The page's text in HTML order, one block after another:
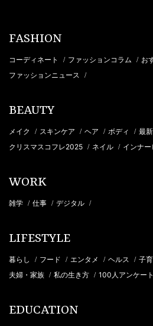
FASHION
コーディネート / ファッションコラム / お
ファッションニュース /
BEAUTY
メイク / スキンケア / ヘア / ボディ / 最
クリスマスコフレ2025 / ネイル / インナー
WORK
雑学 / 仕事 / デジタル /
LIFESTYLE
暮らし / フード / エンタメ / ヘルス / 子
夫婦・家族 / 私の生き方 / 100人アンケート
EDUCATION